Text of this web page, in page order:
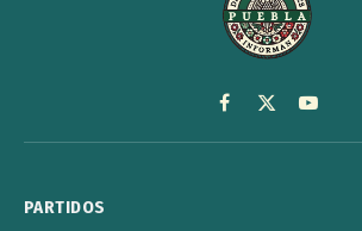
Facebook
X
(Twitter)
YouTube
PARTIDOS